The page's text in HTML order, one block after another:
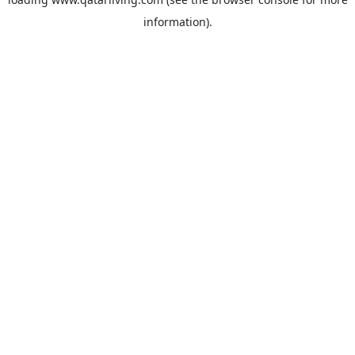
information).